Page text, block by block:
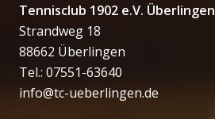
Tennisclub 1902 e.V. Überlingen
Strandweg 18
88662 Überlingen
Tel.: 07551-63640
info@tc-ueberlingen.de